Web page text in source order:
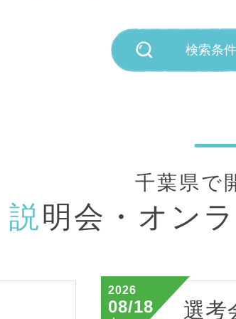
検索条
千葉県
説明会・ オン
2026
08/18 選考